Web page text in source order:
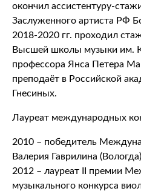
окончил ассистентуру-
Заслуженного артиста РФ
2018-2020 гг. проходил
Высшей школы музыки им.
профессора Янса Петера
преподаёт в Российской
Гнесиных.
Лауреат международных
2010 – победитель
Валерия Гаврилина
2012 – лауреат II премии
музыкального конкурса